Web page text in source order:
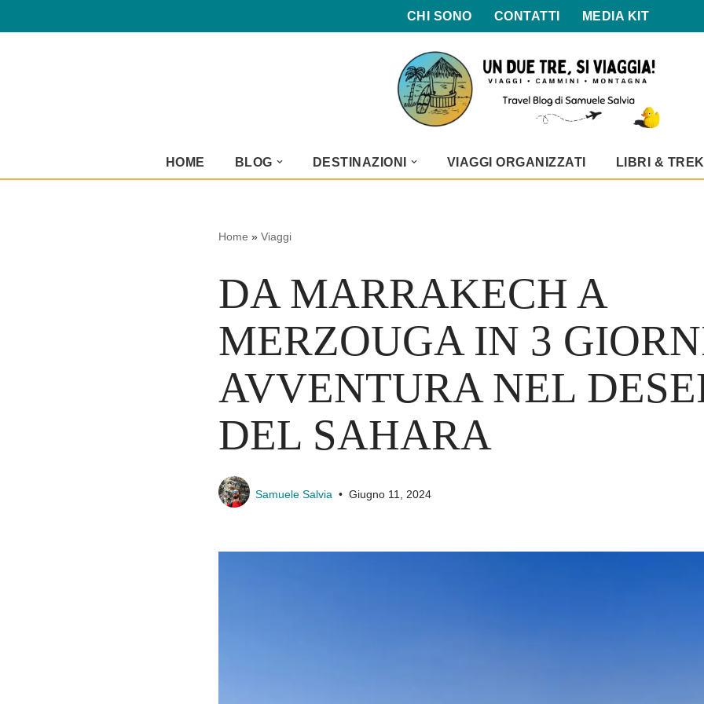
CHI SONO CONTATTI MEDIA KIT
HOME BLOG DESTINAZIONI VIAGGI ORGANIZZATI LIBRI &
Home » Viaggi
DA MARRAKECH A
MERZOUGA IN 3
AVVENTURA NEL
DEL SAHARA
Samuele Salvia Giugno 11, 2024